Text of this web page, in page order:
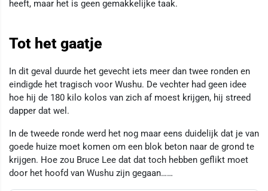
heeft, maar het is geen gemakkelijke taak.
Tot het gaatje
In dit geval duurde het gevecht iets meer dan twee ronden en
eindigde het tragisch voor Wushu. De vechter had geen idee
hoe hij de 180 kilo kolos van zich af moest krijgen, hij streed
dapper dat wel.
In de tweede ronde werd het nog maar eens duidelijk dat je van
goede huize moet komen om een blok beton naar de grond te
krijgen. Hoe zou Bruce Lee dat dat toch hebben geflikt moet
door het hoofd van Wushu zijn gegaan……